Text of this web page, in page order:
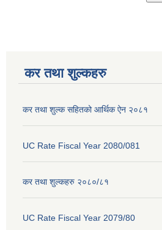
कर तथा शुल्कहरु
कर तथा शुल्क सहितको आर्थिक ऐन २०८१
UC Rate Fiscal Year 2080/081
कर तथा शुल्कहरु २०८०/८१
UC Rate Fiscal Year 2079/80